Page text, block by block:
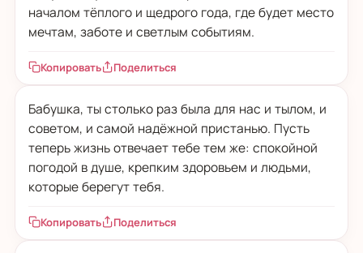
началом тёплого и щедрого года, где будет место
мечтам, заботе и светлым событиям.
Копировать Поделиться
Бабушка, ты столько раз была для нас и тылом, и
советом, и самой надёжной пристанью. Пусть
теперь жизнь отвечает тебе тем же: спокойной
погодой в душе, крепким здоровьем и людьми,
которые берегут тебя.
Копировать Поделиться